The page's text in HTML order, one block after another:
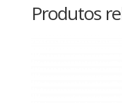
Produtos